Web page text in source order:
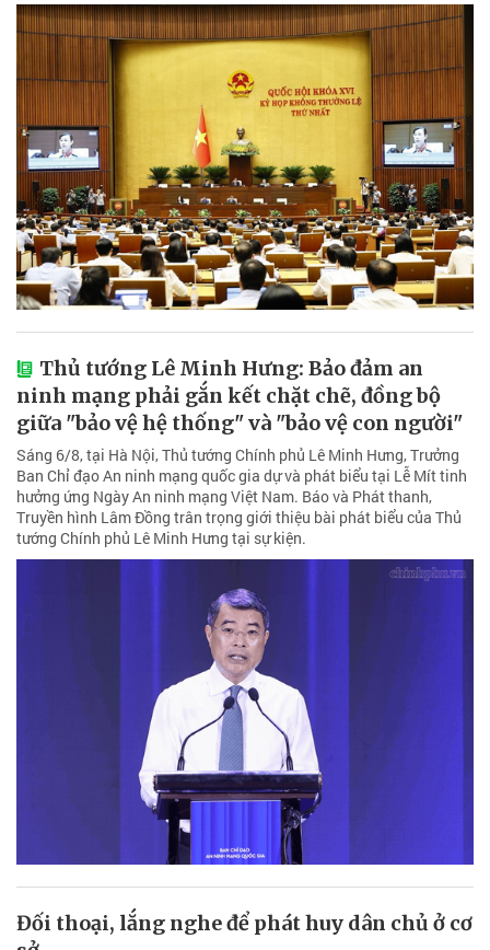
Thủ tướng Lê Minh Hưng: Bảo đảm an
ninh mạng phải gắn kết chặt chẽ, đồng bộ
giữa "bảo vệ hệ thống" và "bảo vệ con người"
Sáng 6/8, tại Hà Nội, Thủ tướng Chính phủ Lê Minh Hưng, Trưởng
Ban Chỉ đạo An ninh mạng quốc gia dự và phát biểu tại Lễ Mít tinh
hưởng ứng Ngày An ninh mạng Việt Nam. Báo và Phát thanh,
Truyền hình Lâm Đồng trân trọng giới thiệu bài phát biểu của Thủ
tướng Chính phủ Lê Minh Hưng tại sự kiện.
Đối thoại, lắng nghe để phát huy dân chủ ở cơ